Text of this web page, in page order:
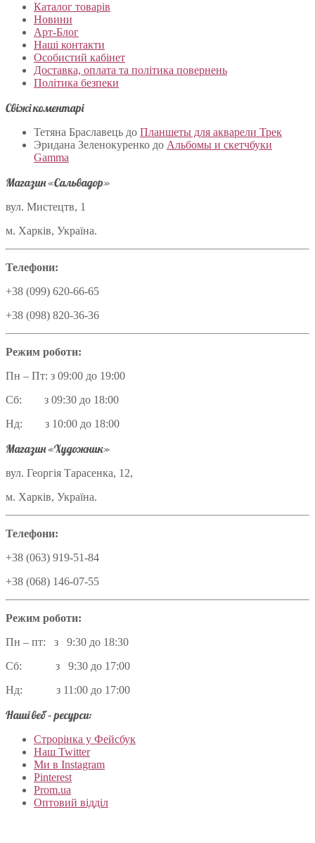
Каталог товарів
Новини
Арт-Блог
Наші контакти
Особистий кабінет
Доставка, оплата та політика повернень
Політика безпеки
Свіжі коментарі
Тетяна Браславець до Планшеты для акварели Трек
Эридана Зеленокуренко до Альбомы и скетчбуки
Gamma
Магазин «Сальвадор»
вул. Мистецтв, 1
м. Харків, Україна.
Телефони:
+38 (099) 620-66-65
+38 (098) 820-36-36
Режим роботи:
Пн – Пт: з 09:00 до 19:00
Сб: з 09:30 до 18:00
Нд: з 10:00 до 18:00
Магазин «Художник»
вул. Георгія Тарасенка, 12,
м. Харків, Україна.
Телефони:
+38 (063) 919-51-84
+38 (068) 146-07-55
Режим роботи:
Пн – пт: з 9:30 до 18:30
Сб: з 9:30 до 17:00
Нд: з 11:00 до 17:00
Наші веб – ресурси:
Строрінка у Фейсбук
Наш Twitter
Ми в Instagram
Pinterest
Prom.ua
Оптовий відділ